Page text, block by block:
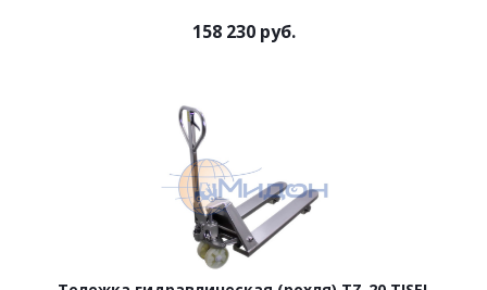
158 230 руб.